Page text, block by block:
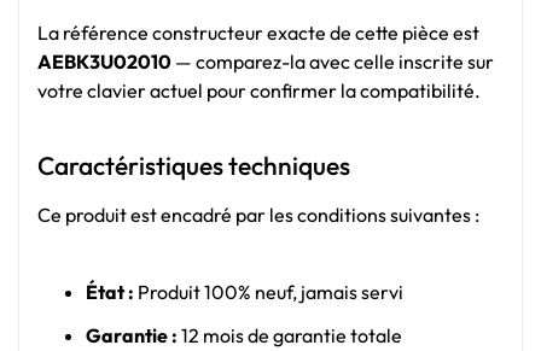
La référence constructeur exacte de cette pièce est
AEBK3U02010 — comparez-la avec celle inscrite sur
votre clavier actuel pour confirmer la compatibilité.
Caractéristiques techniques
Ce produit est encadré par les conditions suivantes :
État : Produit 100% neuf, jamais servi
Garantie : 12 mois de garantie totale